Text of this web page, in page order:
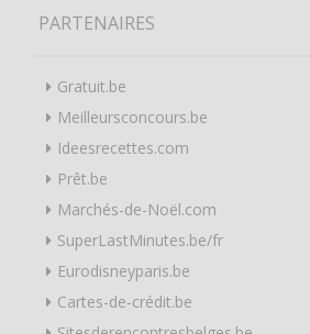
PARTENAIRES
Gratuit.be
Meilleursconcours.be
Ideesrecettes.com
Prêt.be
Marchés-de-Noël.com
SuperLastMinutes.be/fr
Eurodisneyparis.be
Cartes-de-crédit.be